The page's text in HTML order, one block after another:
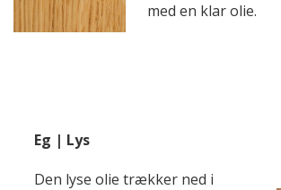
med en klar olie.
Eg | Lys
Den lyse olie trækker ned i